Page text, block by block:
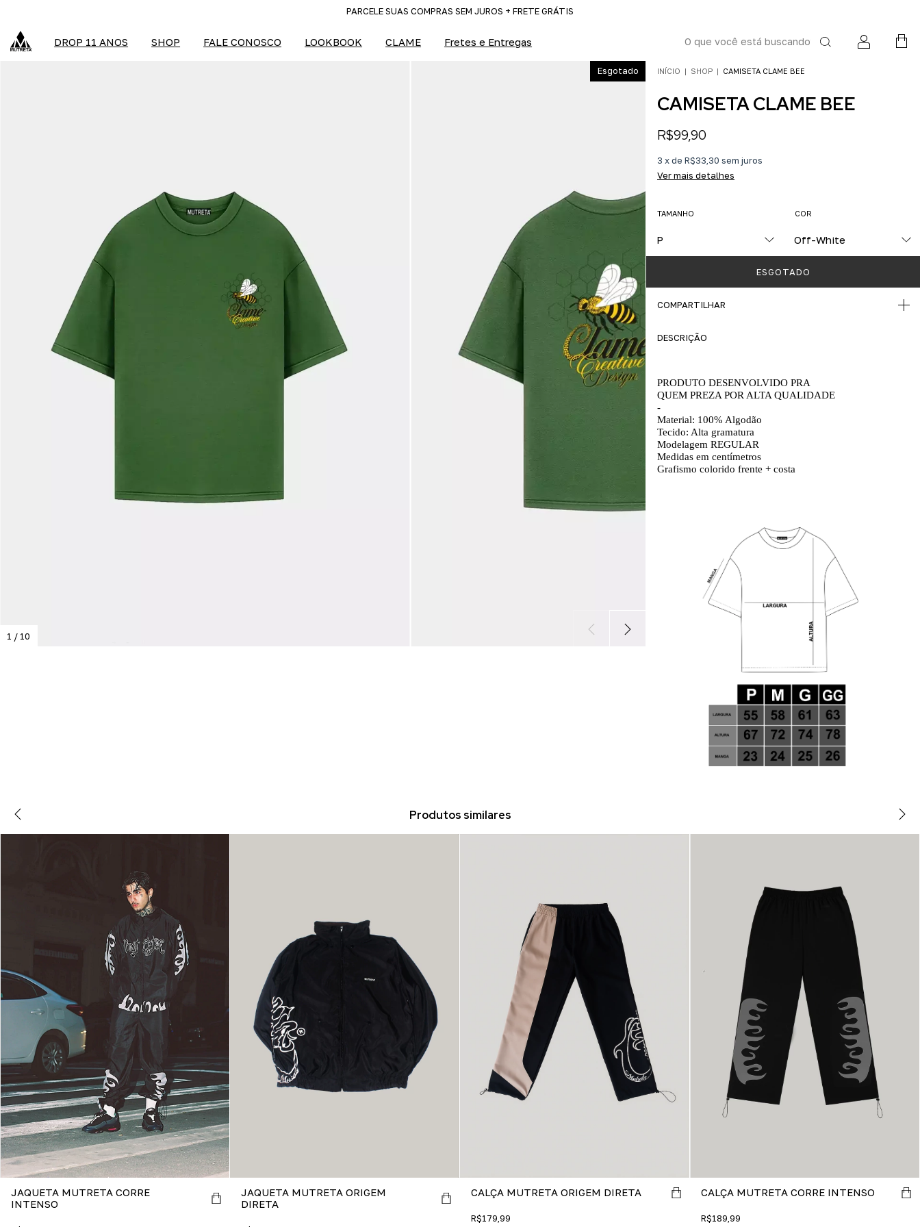
PARCELE SUAS COMPRAS SEM JUROS + FRETE GRÁTIS
DROP 11 ANOS SHOP FALE CONOSCO LOOKBOOK CLAME Fretes e Entregas
Esgotado
1 / 10
INÍCIO | SHOP | CAMISETA CLAME BEE
CAMISETA CLAME BEE
R$99,90
3 xde R$33,30 sem juros
Ver mais detalhes
TAMANHO COR
COMPARTILHAR
DESCRIÇÃO
PRODUTO DESENVOLVIDO PRA
QUEM PREZA POR ALTA QUALIDADE
-
Material: 100% Algodão
Tecido: Alta gramatura
Modelagem REGULAR
Medidas em centímetros
Grafismo colorido frente + costa
Produtos similares
JAQUETA MUTRETA CORRE
INTENSO
JAQUETA MUTRETA ORIGEM
DIRETA
CALÇA MUTRETA ORIGEM DIRETA
R$179,99
CALÇA MUTRETA CORRE INTENSO
R$189,99